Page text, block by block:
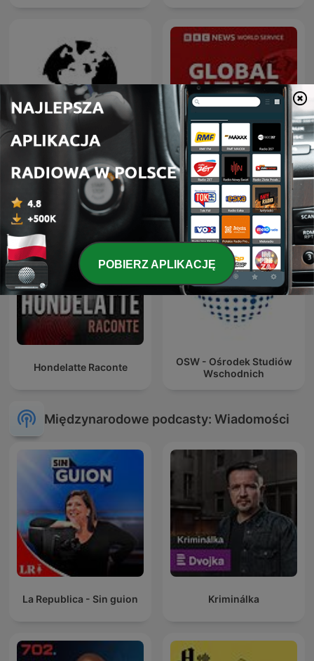
Dział Zagraniczny Global News Podcast
Hondelatte Raconte
OSW - Ośrodek Studiów
Wschodnich
Międzynarodowe podcasty: Wiadomości
La Republica - Sin guion Kriminálka
POBIERZ APLIKACJĘ